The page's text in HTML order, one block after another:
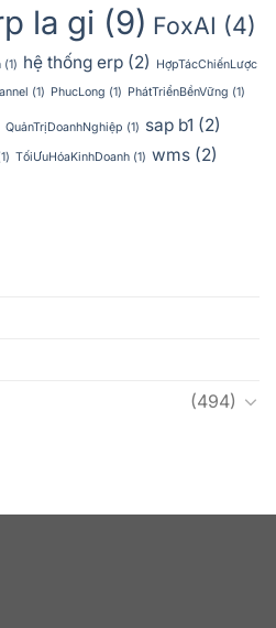
la gi (9) FoxAI (4)
(1) hệ thống erp (2)
HợpTácChiếnLược
(1) PhucLong (1) PhátTriểnBềnVững (1)
QuảnTrịDoanhNghiệp (1) sap b1 (2)
TốiƯuHóaKinhDoanh (1) wms (2)
(494)